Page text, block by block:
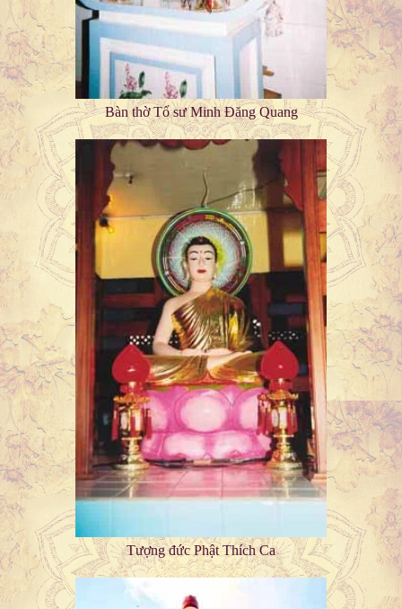
Bàn thờ Tổ sư Minh Đăng Quang
Tượng đức Phật Thích Ca